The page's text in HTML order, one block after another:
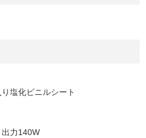
塩化ビニルシート
力140W